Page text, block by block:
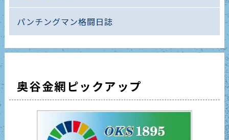
パンチングマン格闘日誌
奥谷金網ピックアップ